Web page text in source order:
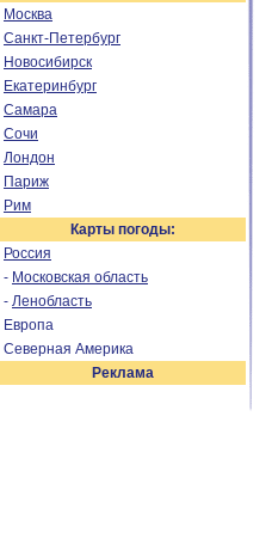
Москва
Санкт-Петербург
Новосибирск
Екатеринбург
Самара
Сочи
Лондон
Париж
Рим
Карты погоды:
Россия
- Московская область
- Ленобласть
Европа
Северная Америка
Реклама